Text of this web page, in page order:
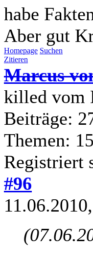
habe
Aber gut
Homepage Suchen
Zitieren
Marcus
killed vom
Beiträge:
Themen: 15
Registriert
#96